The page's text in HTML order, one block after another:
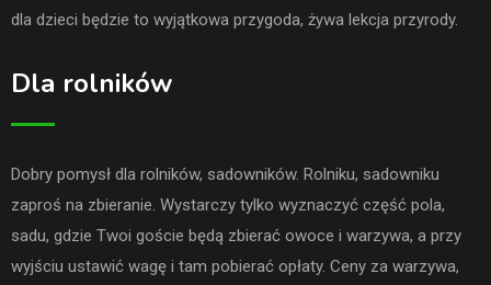
dla dzieci będzie to wyjątkowa przygoda, żywa lekcja przyrody.
Dla rolników
Dobry pomysł dla rolników, sadowników. Rolniku, sadowniku
zaproś na zbieranie. Wystarczy tylko wyznaczyć część pola,
sadu, gdzie Twoi goście będą zbierać owoce i warzywa, a przy
wyjściu ustawić wagę i tam pobierać opłaty. Ceny za warzywa,